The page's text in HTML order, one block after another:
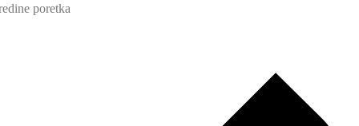
poretka